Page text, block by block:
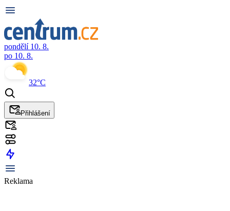
pondělí 10. 8.
po 10. 8.
32°C
Přihlášení
Reklama